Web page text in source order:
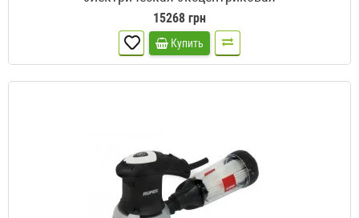
15268 грн
Купить